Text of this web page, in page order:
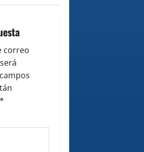
correo
*